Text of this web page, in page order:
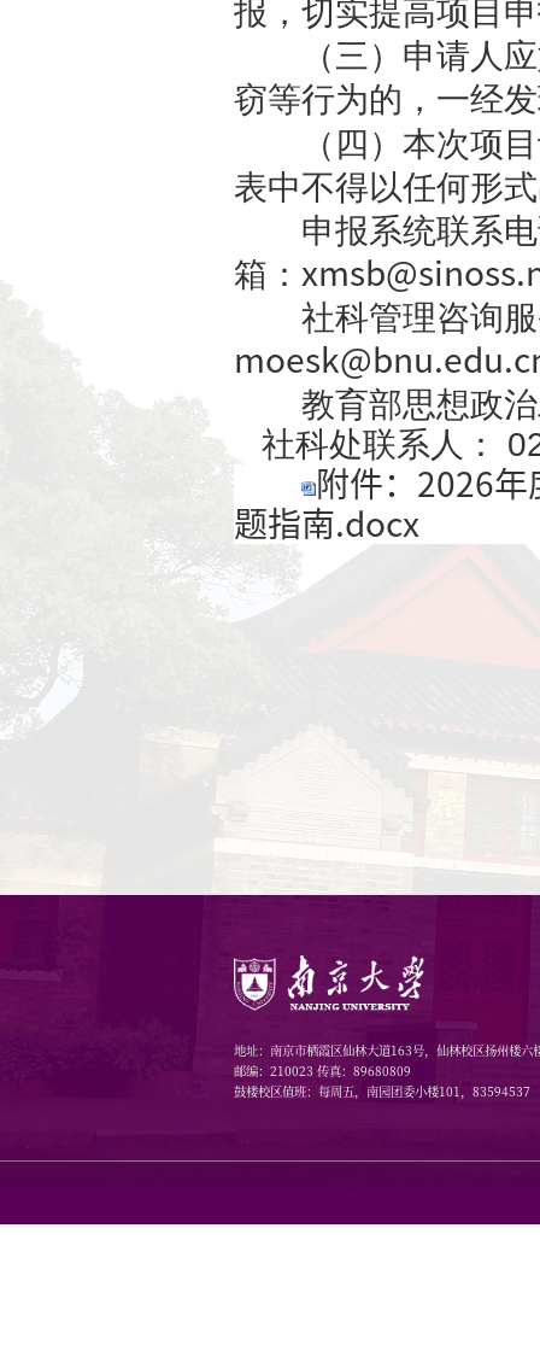
（一）教
直辖市教
位（以下
（二）本
（http://
平台·申报
流程以该
（三）申
本人近三
门通过申
在线审核
（一）各
（二）申
报，切实
（三）申
窃等行为
（四）本